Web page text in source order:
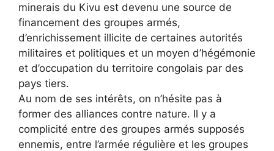
minerais du Kivu est devenu une source de
financement des groupes armés,
d’enrichissement illicite de certaines autorités
militaires et politiques et un moyen d’hégémonie
et d’occupation du territoire congolais par des
pays tiers.
Au nom de ses intérêts, on n’hésite pas à
former des alliances contre nature. Il y a
complicité entre des groupes armés supposés
ennemis, entre l’armée régulière et les groupes